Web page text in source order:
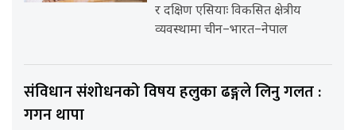
र दक्षिण एसियाः विकसित क्षेत्रीय
व्यवस्थामा चीन–भारत–नेपाल
संविधान संशोधनको विषय हलुका ढङ्गले लिनु गलत :
गगन थापा